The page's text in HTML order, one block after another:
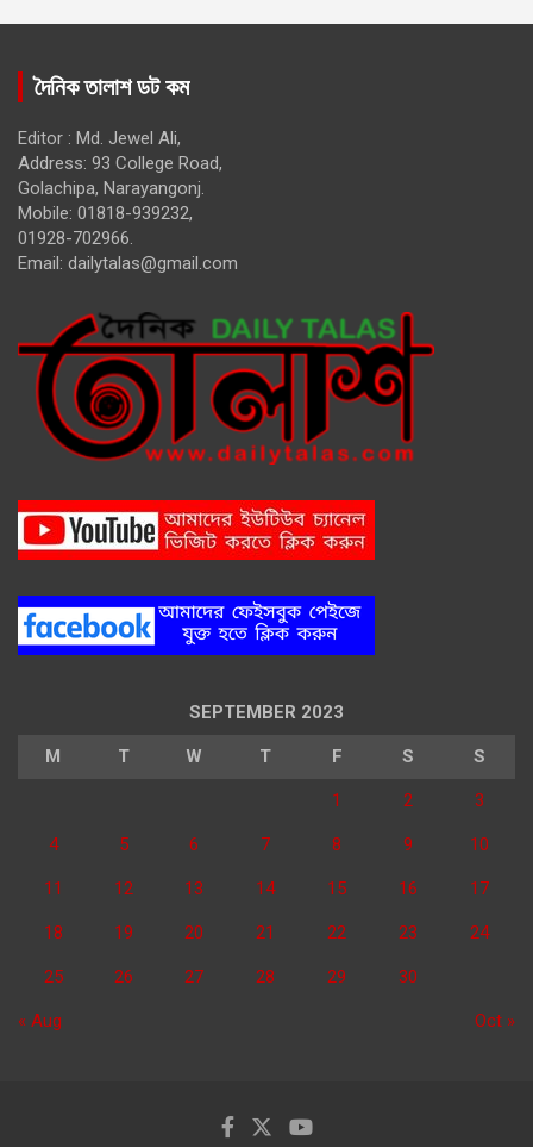
দৈনিক তালাশ ডট কম
Editor : Md. Jewel Ali,
Address: 93 College Road,
Golachipa, Narayangonj.
Mobile: 01818-939232,
01928-702966.
Email: dailytalas@gmail.com
SEPTEMBER 2023
M T W T F S S
1 2 3
4 5 6 7 8 9 10
11 12 13 14 15 16 17
18 19 20 21 22 23 24
25 26 27 28 29 30
« Aug Oct »